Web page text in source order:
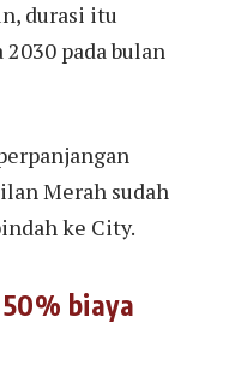
durasi itu
pada bulan
Merah sudah
ke City.
biaya